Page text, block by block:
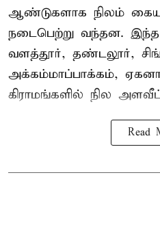
ஆண்டுகளாக நிலம்
நடைபெற்று வந்தன. இந்த
வளத்தூர், தண்டலூர்,
அக்கம்மாப்பாக்கம்,
கிராமங்களில் நில
Read